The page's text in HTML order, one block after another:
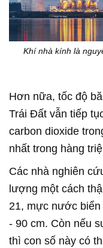
Khí nhà kính là
Hơn nữa, tốc độ
Trái Đất vẫn tiếp
carbon dioxide
nhất trong hàng
Các nhà nghiên
lượng một cách
21, mực nước
- 90 cm. Còn nếu
thì con số này có